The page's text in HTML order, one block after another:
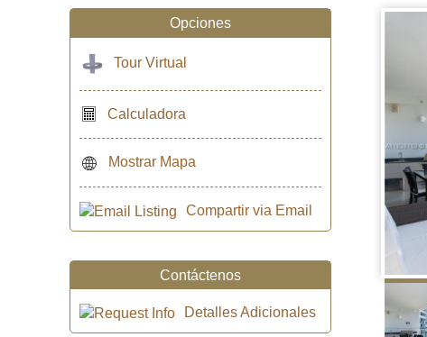
Opciones
Tour Virtual
Calculadora
Mostrar Mapa
Compartir via Email
Contáctenos
Detalles Adicionales